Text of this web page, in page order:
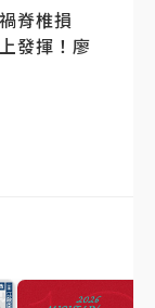
脊椎損
發揮！廖